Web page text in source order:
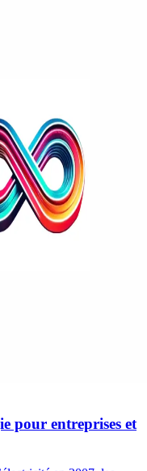
pour entreprises et